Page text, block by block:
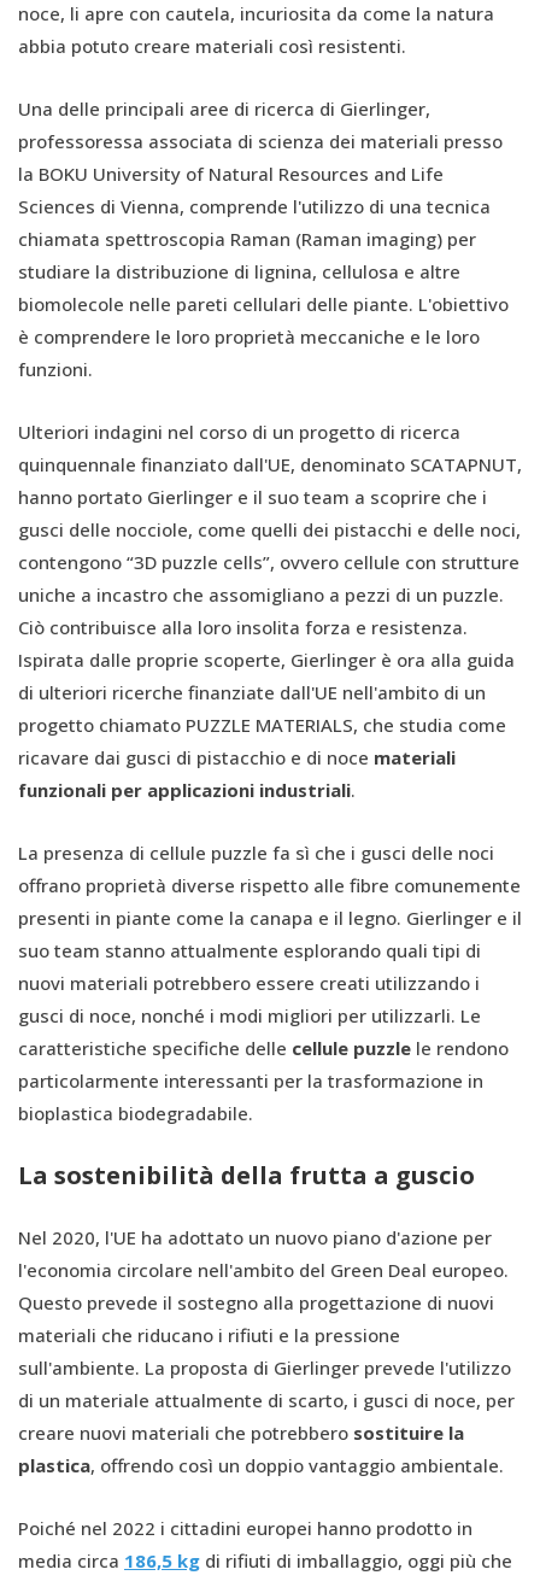
noce, li apre con cautela, incuriosita da come la natura
abbia potuto creare materiali così resistenti.
Una delle principali aree di ricerca di Gierlinger,
professoressa associata di scienza dei materiali presso
la BOKU University of Natural Resources and Life
Sciences di Vienna, comprende l'utilizzo di una tecnica
chiamata spettroscopia Raman (Raman imaging) per
studiare la distribuzione di lignina, cellulosa e altre
biomolecole nelle pareti cellulari delle piante. L'obiettivo
è comprendere le loro proprietà meccaniche e le loro
funzioni.
Ulteriori indagini nel corso di un progetto di ricerca
quinquennale finanziato dall'UE, denominato SCATAPNUT,
hanno portato Gierlinger e il suo team a scoprire che i
gusci delle nocciole, come quelli dei pistacchi e delle noci,
contengono “3D puzzle cells”, ovvero cellule con strutture
uniche a incastro che assomigliano a pezzi di un puzzle.
Ciò contribuisce alla loro insolita forza e resistenza.
Ispirata dalle proprie scoperte, Gierlinger è ora alla guida
di ulteriori ricerche finanziate dall'UE nell'ambito di un
progetto chiamato PUZZLE MATERIALS, che studia come
ricavare dai gusci di pistacchio e di noce materiali
funzionali per applicazioni industriali.
La presenza di cellule puzzle fa sì che i gusci delle noci
offrano proprietà diverse rispetto alle fibre comunemente
presenti in piante come la canapa e il legno. Gierlinger e il
suo team stanno attualmente esplorando quali tipi di
nuovi materiali potrebbero essere creati utilizzando i
gusci di noce, nonché i modi migliori per utilizzarli. Le
caratteristiche specifiche delle cellule puzzle le rendono
particolarmente interessanti per la trasformazione in
bioplastica biodegradabile.
La sostenibilità della frutta a guscio
Nel 2020, l'UE ha adottato un nuovo piano d'azione per
l'economia circolare nell'ambito del Green Deal europeo.
Questo prevede il sostegno alla progettazione di nuovi
materiali che riducano i rifiuti e la pressione
sull'ambiente. La proposta di Gierlinger prevede l'utilizzo
di un materiale attualmente di scarto, i gusci di noce, per
creare nuovi materiali che potrebbero sostituire la
plastica, offrendo così un doppio vantaggio ambientale.
Poiché nel 2022 i cittadini europei hanno prodotto in
media circa 186,5 kg di rifiuti di imballaggio, oggi più che